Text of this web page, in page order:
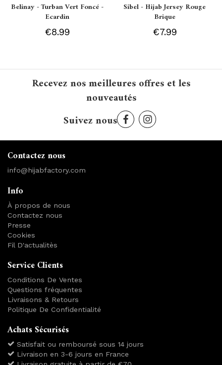
Belinay - Turban Vert Foncé -
Ecardin
€8.99
Sibel - Hijab Jersey Rouge
Brique
€7.99
Recevez nos meilleures offres et les
nouveautés
Suivez nous
Contactez nous
info@hijabfactory.com
Info
À propos de nous
Contactez nous
Presse
Cookies
Fil D'actualitès
Service Clients
Conditions De Ventes
Questions fréquentes
Livraisons & Retours
Politique De Confidentialité
Achats Sécurisés
Satisfait ou remboursé sous 14 jours
Livraison en 3-6 jours en France